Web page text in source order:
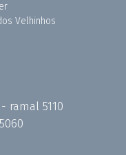
Velhinhos
ramal 5110